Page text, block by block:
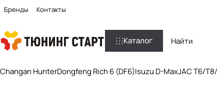
Бренды Контакты
Каталог
Changan HunterDongfeng Rich 6 (DF6)Isuzu D-MaxJAC T6/